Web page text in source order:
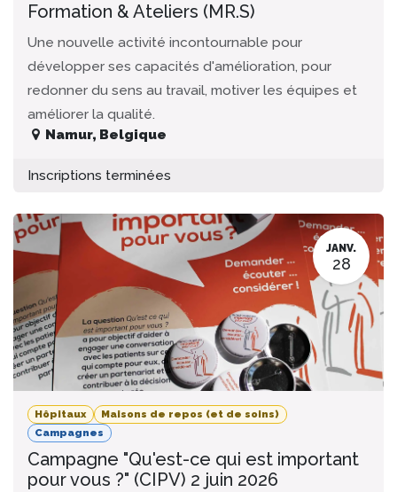
Formation & Ateliers (MR.S)
Une nouvelle activité incontournable pour
développer ses capacités d'amélioration, pour
redonner du sens au travail, motiver les équipes et
améliorer la qualité.
Namur, Belgique
Inscriptions terminées
JANV.
28
Hôpitaux
Maisons de repos (et de soins)
Campagnes
Campagne "Qu'est-ce qui est important
pour vous ?" (CIPV) 2 juin 2026